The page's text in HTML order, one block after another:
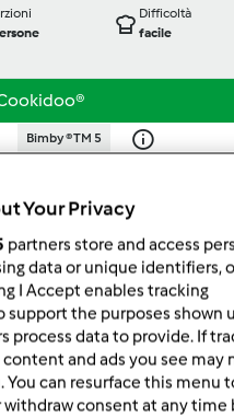
Difficoltà
facile
Bimby ® TM 5
modificata: 18-10-2015
Aggiungi alle mie raccolte
condividi la ricetta
Your Privacy
partners store and access
data or unique identifiers,
I Accept enables tracking
support the purposes shown
process data to provide. If
and ads you see may
You can resurface this menu
withdraw consent at any time